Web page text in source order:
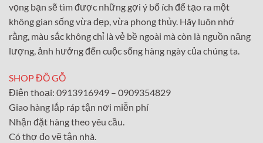
vọng bạn sẽ tìm được những gợi ý bổ ích để tạo ra một
không gian sống vừa đẹp, vừa phong thủy. Hãy luôn nhớ
rằng, màu sắc không chỉ là vẻ bề ngoài mà còn là nguồn năng
lượng, ảnh hưởng đến cuộc sống hàng ngày của chúng ta.
SHOP ĐỒ GỖ
Điện thoại: 0913916949 – 0909354829
Giao hàng lắp ráp tận nơi miễn phí
Nhận đặt hàng theo yêu cầu.
Có thợ đo vẽ tận nhà.